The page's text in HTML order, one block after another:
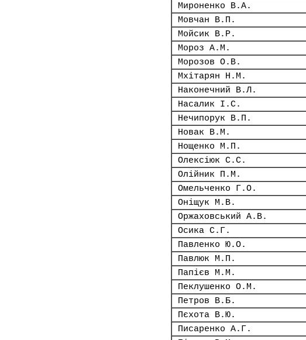
Мироненко В.А.
Мовчан В.П.
Мойсик В.Р.
Мороз А.М.
Морозов О.В.
Мхітарян Н.М.
Наконечний В.Л.
Насалик І.С.
Нечипорук В.П.
Новак В.М.
Нощенко М.П.
Олексіюк С.С.
Олійник П.М.
Омельченко Г.О.
Оніщук М.В.
Оржаховський А.В.
Осика С.Г.
Павленко Ю.О.
Павлюк М.П.
Папієв М.М.
Пеклушенко О.М.
Петров В.Б.
Пєхота В.Ю.
Писаренко А.Г.